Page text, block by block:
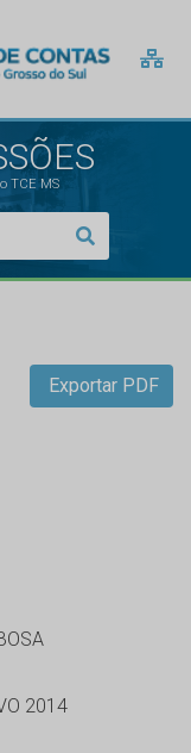
TCE MS
Exportar PDF
2014